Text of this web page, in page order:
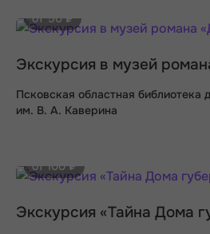
от 50 ₽
Экскурсия в музей
Псковская областная библиотека
им. В. А. Каверина
от 100 ₽
Экскурсия «Тайна Дома